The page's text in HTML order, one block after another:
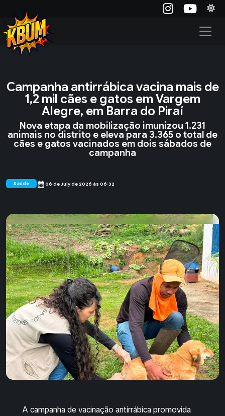
Campanha antirrábica vacina mais de
1,2 mil cães e gatos em Vargem
Alegre, em Barra do Piraí
Nova etapa da mobilização imunizou 1.231
animais no distrito e eleva para 3.365 o total de
cães e gatos vacinados em dois sábados de
campanha
Saúde calendar_month06 de July de 2026 às 06:32
A campanha de vacinação antirrábica promovida